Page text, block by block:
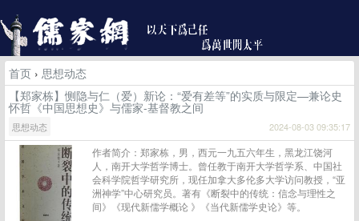
首页 › 思想动态
【郑家栋】恻隐与仁（爱）新论：“爱有差等”的实质与限定—兼论史
怀哲《中国思想史》与儒家-基督教之间
思想动态 2024-08-03 09:35:17
作者简介：郑家栋，男，西元一九五六年生，黑龙江饶河
人，南开大学哲学博士。曾任教于南开大学哲学系、中国社
会科学院哲学研究所，现任加拿大多伦多大学访问教授，“亚
洲神学”中心研究员。著有《断裂中的传统：信念与理性之
间》《现代新儒学概论 》《当代新儒学史论》等。